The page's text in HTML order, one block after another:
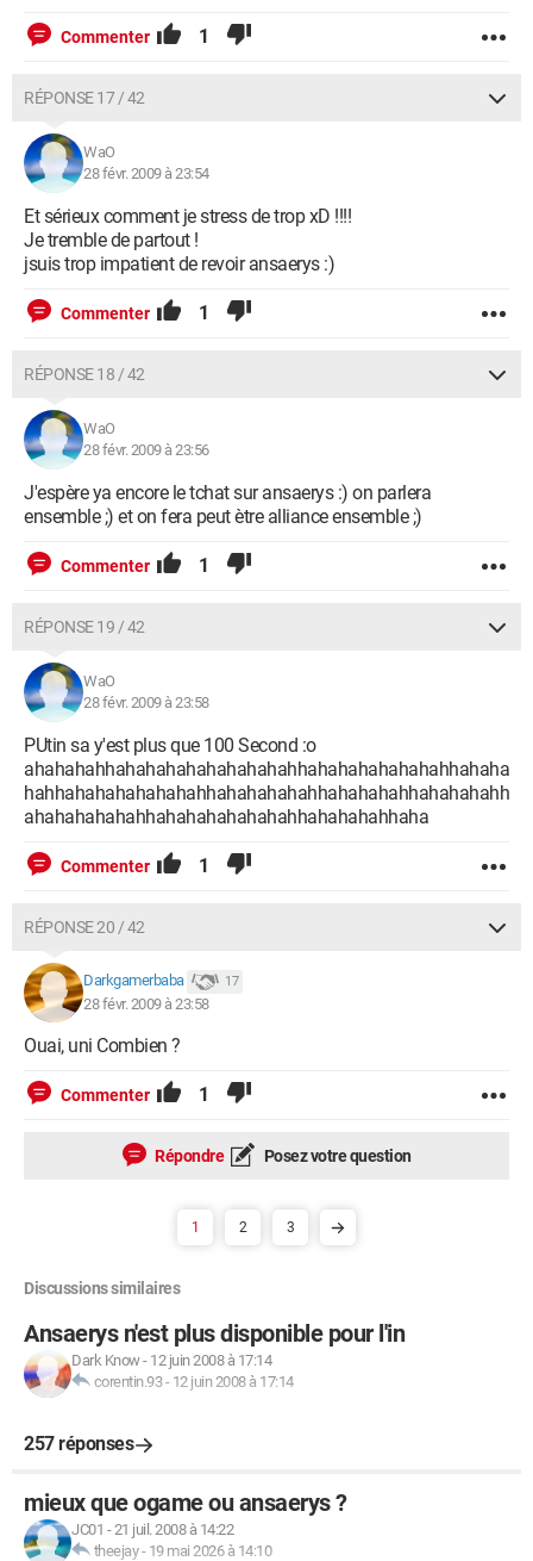
Commenter 1
RÉPONSE 17 / 42
WaO
28 févr. 2009 à 23:54
Et sérieux comment je stress de trop xD !!!!
Je tremble de partout !
jsuis trop impatient de revoir ansaerys :)
Commenter 1
RÉPONSE 18 / 42
WaO
28 févr. 2009 à 23:56
J'espère ya encore le tchat sur ansaerys :) on parlera
ensemble ;) et on fera peut ètre alliance ensemble ;)
Commenter 1
RÉPONSE 19 / 42
WaO
28 févr. 2009 à 23:58
PUtin sa y'est plus que 100 Second :o
ahahahahhahahahahahahahahahhahahahahahahahhahaha
hahhahahahahahahahhahahahahahhahahahahhahahahahh
ahahahahahahhahahahahahahahhahahahahhaha
Commenter 1
RÉPONSE 20 / 42
Darkgamerbaba 17
28 févr. 2009 à 23:58
Ouai, uni Combien ?
Commenter 1
Répondre Posez votre question
1 2 3
Discussions similaires
Ansaerys n'est plus disponible pour l'in
Dark Know- 12 juin 2008 à 17:14
corentin.93- 12 juin 2008 à 17:14
257 réponses
mieux que ogame ou ansaerys ?
JC01 -21 juil. 2008 à 14:22
theejay- 19 mai 2026 à 14:10